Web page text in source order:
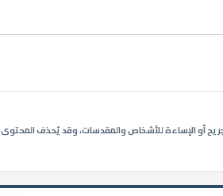
أو الإساءة للأشخاص والمقدسات، وقد يُحذف المحتوى